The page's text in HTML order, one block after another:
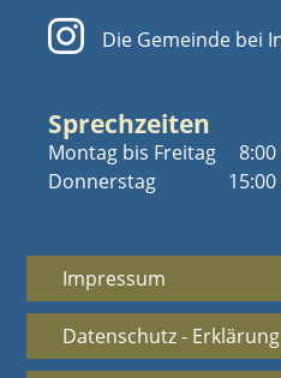
Die Gemeinde bei
Sprechzeiten
Montag bis Freitag
Donnerstag
Impressum
Datenschutz - Erklärung